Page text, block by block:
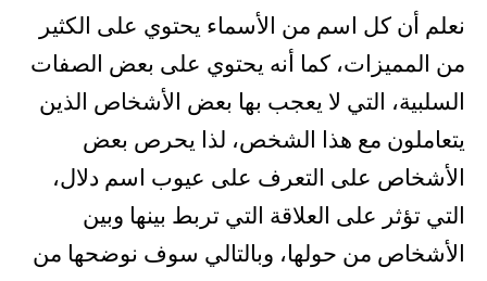
نعلم أن كل اسم من الأسماء يحتوي على الكثير
من المميزات، كما أنه يحتوي على بعض الصفات
السلبية، التي لا يعجب بها بعض الأشخاص الذين
يتعاملون مع هذا الشخص، لذا يحرص بعض
الأشخاص على التعرف على عيوب اسم دلال،
التي تؤثر على العلاقة التي تربط بينها وبين
الأشخاص من حولها، وبالتالي سوف نوضحها من